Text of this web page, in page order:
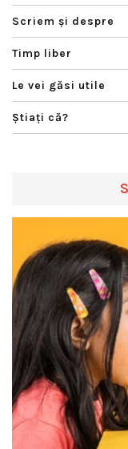
Scriem şi despre
Timp liber
Le vei găsi utile
Ştiaţi că?